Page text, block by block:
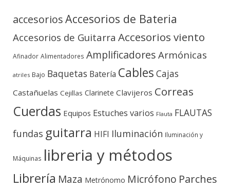
accesoriosAccesorios de Bateria
Accesorios de Guitarra Accesorios viento
Afinador Alimentadores Amplificadores Armónicas
atriles Bajo Baquetas Batería Cables Cajas
Castañuelas Cejillas Clarinete Clavijeros Correas
Cuerdas Equipos Estuches varios Flauta FLAUTAS
fundas guitarra HIFI Iluminación Iluminación y
Máquinas libreria y métodos
Librería Maza Metrónomo Micrófono Parches